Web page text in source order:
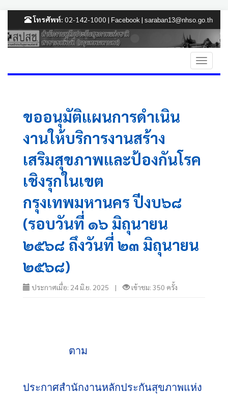
โทรศัพท์: 02-142-1000 | Facebook | saraban13@nhso.go.th
ขออนุมัติแผนการดำเนิน
งานให้บริการงานสร้าง
เสริมสุขภาพและป้องกันโรค
เชิงรุกในเขต
กรุงเทพมหานคร ปีงบ๖๘
(รอบวันที่ ๑๖ มิถุนายน
๒๕๖๘ ถึงวันที่ ๒๓ มิถุนายน
๒๕๖๘)
ประกาศเมื่อ: 24 มิ.ย. 2025 | เข้าชม: 350 ครั้ง
ตาม
ประกาศสำนักงานหลักประกันสุขภาพแห่ง